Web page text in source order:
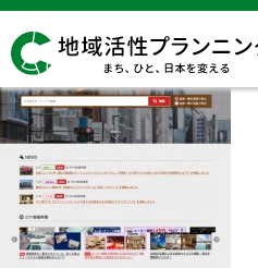
img-three-owned-media-3